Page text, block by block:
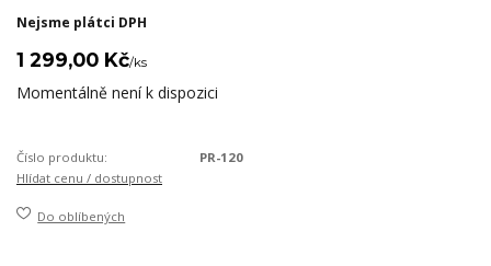
Nejsme plátci DPH
1 299,00 Kč/ks
Momentálně není k dispozici
Číslo produktu:
PR-120
Hlídat cenu / dostupnost
Do oblíbených